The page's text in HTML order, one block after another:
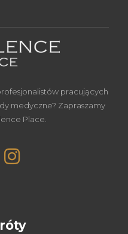
pracujących
medyczne? Zapraszamy
Place.